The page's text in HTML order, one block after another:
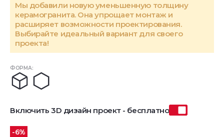
ФОРМА:
Мы добавили новую уменьшенную толщину
керамогранита. Она упрощает монтаж и
расширяет возможности проектирования.
Выбирайте идеальный вариант для своего
проекта!
Включить 3D дизайн проект - бесплатно
-6%